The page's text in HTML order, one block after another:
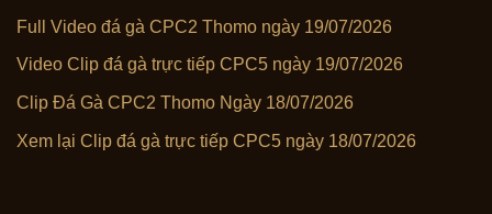
Full Video đá gà CPC2 Thomo ngày 19/07/2026
Video Clip đá gà trực tiếp CPC5 ngày 19/07/2026
Clip Đá Gà CPC2 Thomo Ngày 18/07/2026
Xem lại Clip đá gà trực tiếp CPC5 ngày 18/07/2026